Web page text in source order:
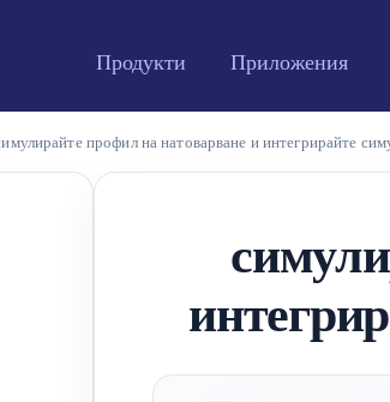
Продукти Приложения
профил на натоварване и интегрирайте